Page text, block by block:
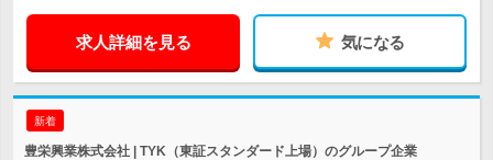
求人詳細を見る 気になる
新着
豊栄興業株式会社 | TYK（東証スタンダード上場）のグループ企業